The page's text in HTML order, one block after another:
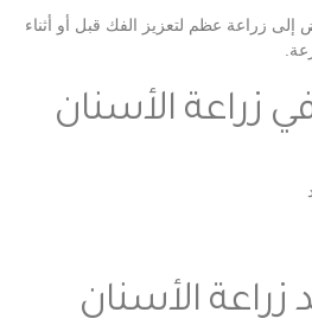
زراعة عظم لتعزيز الفك قبل أو أثناء
زراعة الأسنان
زراعة الأسنان